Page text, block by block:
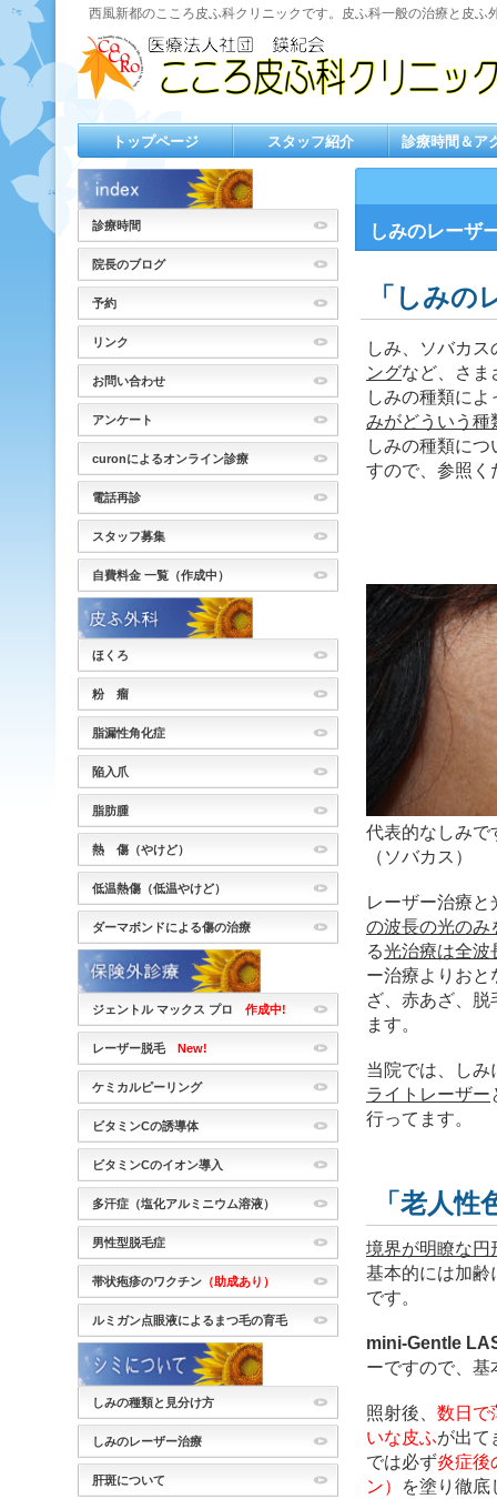
西風新都のこころ皮ふ科クリニックです。皮ふ科一般の治療と皮ふ
しみのレーザ
「しみの
しみ、ソバカ
ングなど、さま
しみの種類に
みがどういう種
しみの種類につ
すので、参照く
代表的
（ソバカス）
レーザー治療
の波長の光のみ
る光治療は全波
ー治療よりお
ざ、赤あざ、
ます。
当院では、しみ
ライトレーザー
行ってます。
「老人
境界が明瞭な円
基本的には加齢
です。
mini-Gentle
ーですので、
照射後、 数日で
いな皮ふが出て
では必ず炎症後
ン）
を塗り徹底
トップページ スタッフ紹介 診療時間＆ア
診療時間
院長のブログ
予約
リンク
お問い合わせ
アンケート
curonによるオンライン診療
電話再診
スタッフ募集
自費料金 一覧（作成中）
ほくろ
粉 瘤
脂漏性角化症
陥入爪
脂肪腫
熱 傷（やけど）
低温熱傷（低温やけど）
ダーマボンドによる傷の治療
ジェントル マックス プロ 作成中!
レーザー脱毛New!
ケミカルピーリング
ビタミンCの誘導体
ビタミンCのイオン導入
多汗症（塩化アルミニウム溶液）
男性型脱毛症
帯状疱疹のワクチン （助成あり）
ルミガン点眼液によるまつ毛の育毛
しみの種類と見分け方
しみのレーザー治療
肝斑について